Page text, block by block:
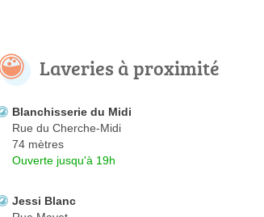
Laveries à proximité
Blanchisserie du Midi
Rue du Cherche-Midi
74 mètres
Ouverte jusqu'à 19h
Jessi Blanc